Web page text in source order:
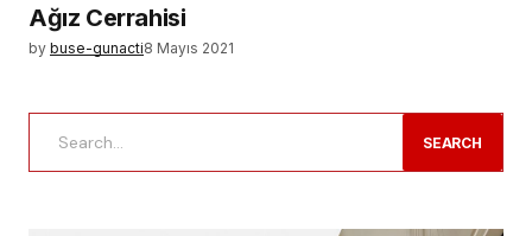
Ağız Cerrahisi
by buse-gunacti8 Mayıs 2021
SEARCH